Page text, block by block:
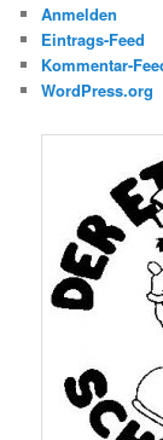
Anmelden
Eintrags-Feed
Kommentar-
WordPress.org